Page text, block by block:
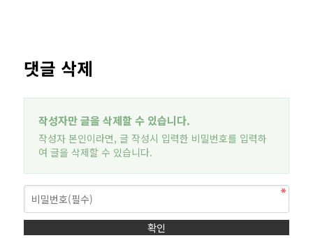
댓글 삭제
작성자만 글을 삭제할 수 있습니다.
작성자 본인이라면, 글 작성시 입력한 비밀번호를 입력하
여 글을 삭제할 수 있습니다.